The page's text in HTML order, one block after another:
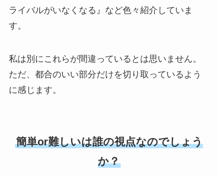
ライバルがいなくなる』など色々紹介していま
す。
私は別にこれらが間違っているとは思いません。
ただ、都合のいい部分だけを切り取っているよう
に感じます。
簡単or難しいは誰の視点なのでしょう
か？